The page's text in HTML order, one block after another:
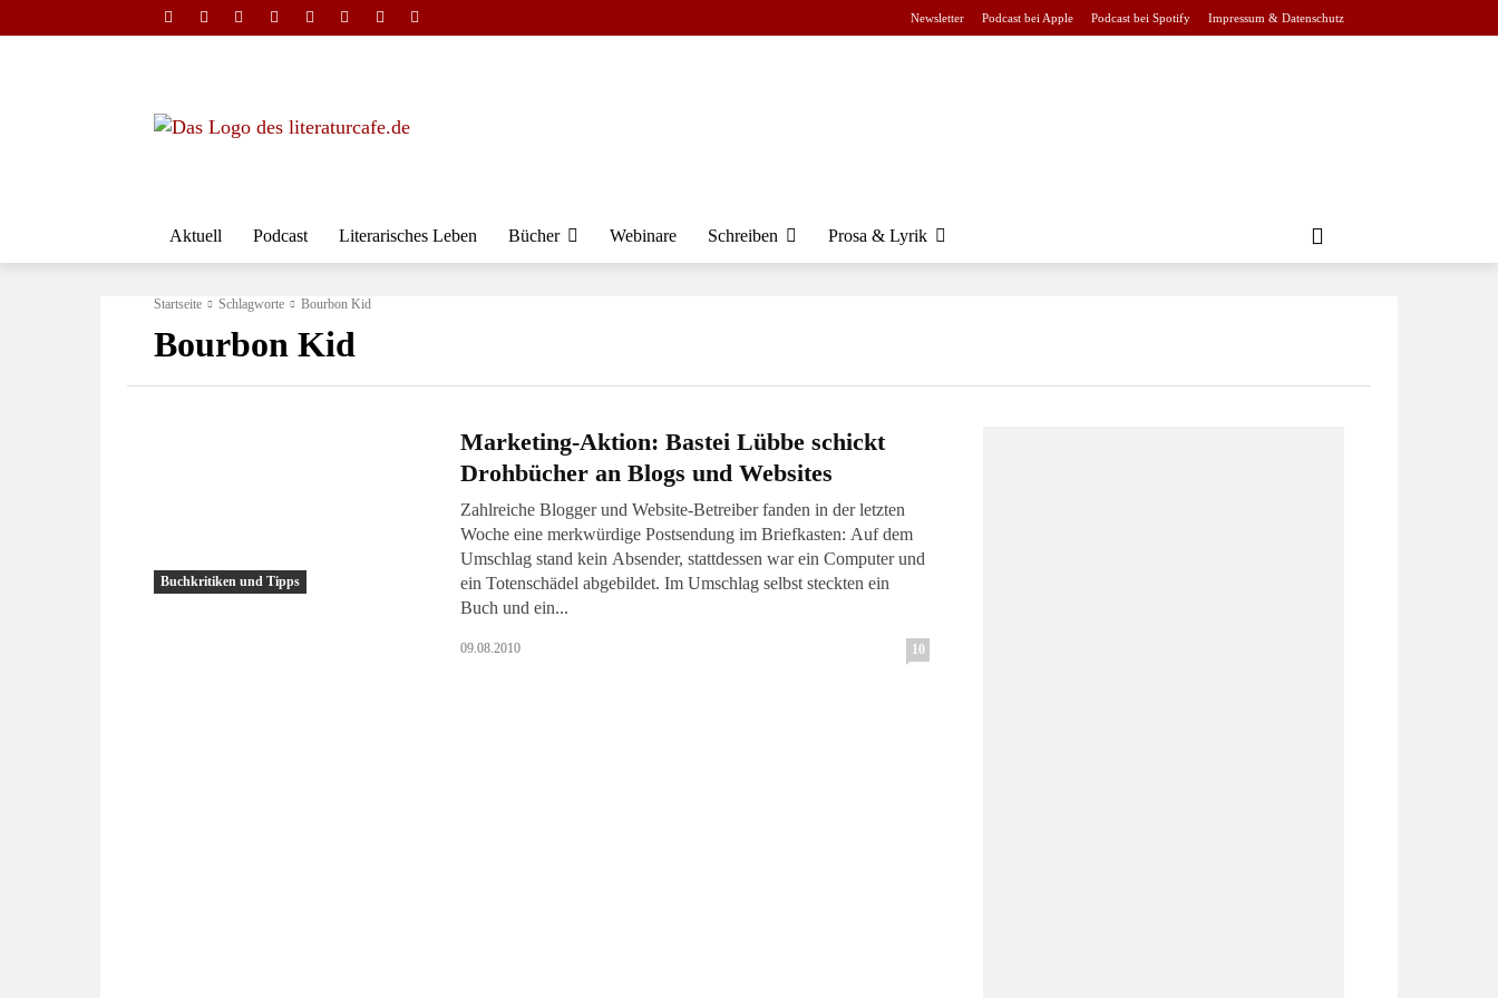
Newsletter Podcast bei Apple Podcast bei Spotify Impressum & Datenschutz
Aktuell Podcast Literarisches Leben Bücher Webinare Schreiben Prosa & Lyrik
Startseite Schlagworte Bourbon Kid
Bourbon Kid
Buchkritiken und Tipps
Marketing-Aktion: Bastei Lübbe schickt
Drohbücher an Blogs und Websites
Zahlreiche Blogger und Website-Betreiber fanden in der letzten
Woche eine merkwürdige Postsendung im Briefkasten: Auf dem
Umschlag stand kein Absender, stattdessen war ein Computer und
ein Totenschädel abgebildet. Im Umschlag selbst steckten ein
Buch und ein...
09.08.2010 10